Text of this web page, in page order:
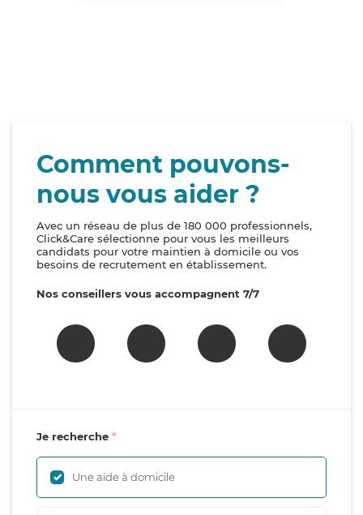
Comment pouvons-
nous vous aider ?
Avec un réseau de plus de 180 000 professionnels,
Click&Care sélectionne pour vous les meilleurs
candidats pour votre maintien à domicile ou vos
besoins de recrutement en établissement.
Nos conseillers vous accompagnent 7/7
Je recherche
Une aide à domicile